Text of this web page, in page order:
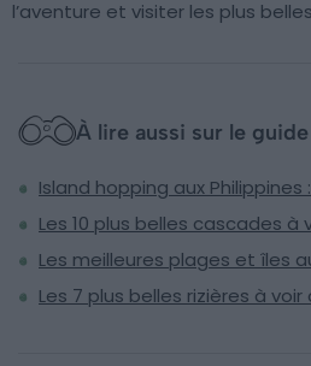
l’aventure et visiter les plus
À lire aussi sur le
Island hopping aux Philippines
Les 10 plus belles cascades à
Les meilleures plages et îles
Les 7 plus belles rizières à voir